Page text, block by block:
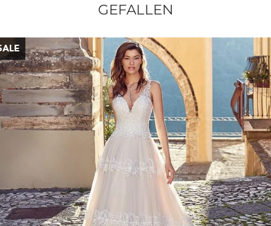
GEFALLEN